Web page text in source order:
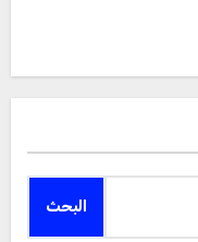
البحث